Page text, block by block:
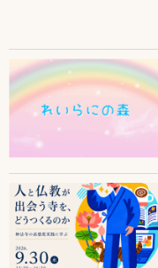
サブコンテンツ